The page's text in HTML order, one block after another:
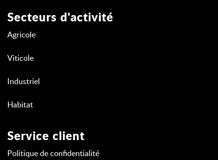
Secteurs d'activité
Agricole
Viticole
Industriel
Habitat
Service client
Politique de confidentialité